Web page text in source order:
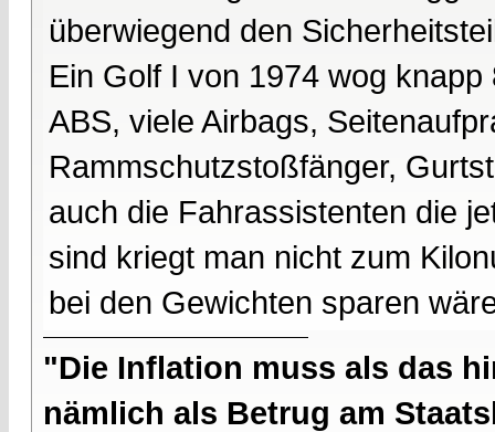
überwiegend den
Ein Golf I von 1974 wog
ABS, viele Airbags,
Rammschutzstoßfänger,
auch die Fahrassistenten die
sind kriegt man nicht zum
bei den Gewichten sparen
"Die Inflation muss als das
nämlich als Betrug am